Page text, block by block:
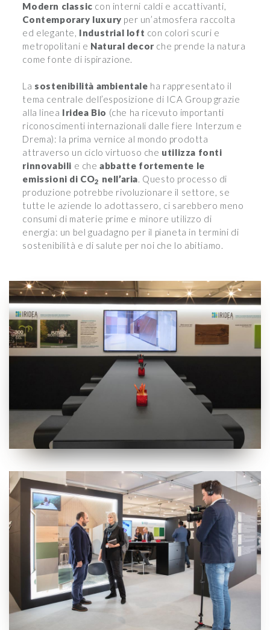
Modern classic con interni caldi e accattivanti,
Contemporary luxury per un’atmosfera raccolta
ed elegante, Industrial loft con colori scuri e
metropolitani e Natural decor che prende la natura
come fonte di ispirazione.
La sostenibilità ambientale ha rappresentato il
tema centrale dell’esposizione di ICA Group grazie
alla linea Iridea Bio (che ha ricevuto importanti
riconoscimenti internazionali dalle fiere Interzum e
Drema): la prima vernice al mondo prodotta
attraverso un ciclo virtuoso che utilizza fonti
rinnovabili e cheabbatte fortemente le
emissioni di CO2 nell’aria. Questo processo di
produzione potrebbe rivoluzionare il settore, se
tutte le aziende lo adottassero, ci sarebbero meno
consumi di materie prime e minore utilizzo di
energia: un bel guadagno per il pianeta in termini di
sostenibilità e di salute per noi che lo abitiamo.